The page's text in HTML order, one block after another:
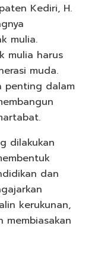
Kediri, H.
mulia.
mulia harus
muda.
penting dalam
dilakukan
dan
kerukunan,
membiasakan